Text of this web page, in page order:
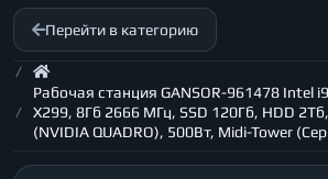
Перейти в категорию
Рабочая станция GANSOR-961478 Intel
X299, 8Гб 2666 МГц, SSD 120Гб, HDD
(NVIDIA QUADRO), 500Вт, Midi-Tower